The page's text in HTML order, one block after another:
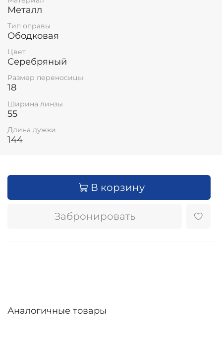
Металл
Тип оправы
Ободковая
Цвет
Серебряный
Размер переносицы
18
Ширина линзы
55
Длина дужки
144
В корзину
Забронировать
Аналогичные товары